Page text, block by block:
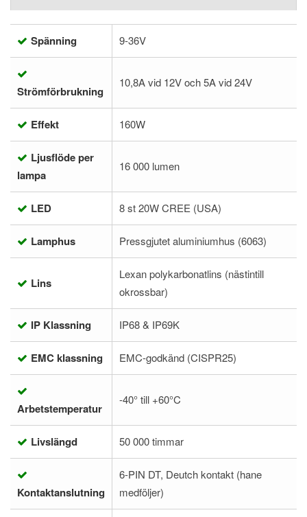
Spänning 9-36V
Strömförbrukning
10,8A vid 12V och 5A vid 24V
Effekt 160W
Ljusflöde per
lampa
16 000 lumen
LED 8 st 20W CREE (USA)
Lamphus Pressgjutet aluminiumhus (6063)
Lins
Lexan polykarbonatlins (nästintill
okrossbar)
IP Klassning IP68 & IP69K
EMC klassning EMC-godkänd (CISPR25)
Arbetstemperatur
-40° till +60°C
Livslängd 50 000 timmar
Kontaktanslutning
6-PIN DT, Deutch kontakt (hane
medföljer)